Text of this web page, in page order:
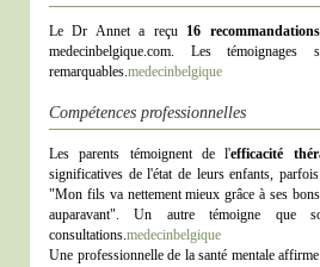
Le Dr Annet a reçu 16 recommandations
medecinbelgique.com. Les
remarquables. medecinbelgique
Compétences professionnelles
Les parents témoignent de l'efficacité
significatives de l'état de leurs enfants,
"Mon fils va nettement mieux grâce à ses
auparavant". Un autre témoigne que
consultations. medecinbelgique
Une professionnelle de la santé mentale